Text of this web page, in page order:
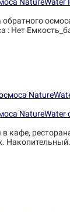
обратного
: Нет
NatureWater
кафе,